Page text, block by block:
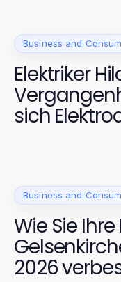
Business and
Elektriker
sich
Business and
Wie Sie
2026